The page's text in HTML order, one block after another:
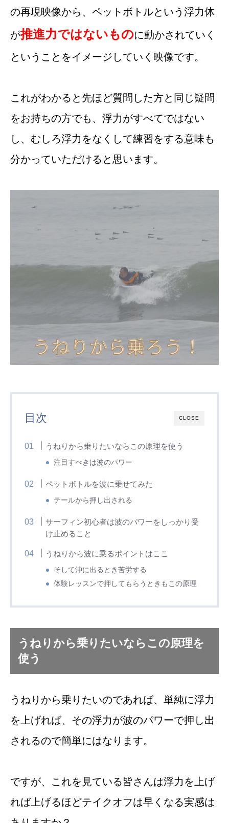
の再現映像から、ペットボトルという浮力体
が推進力ではないものに動かされていく
ということをイメージしていく映像です。
これがわかると先ほど質問した方と同じ疑問
をお持ちの方でも、浮力がすべてではない
し、むしろ浮力をなくして練習をする意味も
分かっていただけると思います。
CLOSE
目次
うねりから乗りたいならこの原理を使う
注目すべきは波のパワー
ペットボトルを波に乗せてみた
テールから押し出される
サーフィン初心者は波のパワーをしっかり受
け止めること
うねりから波に乗るポイントはここ
そして沖に出るとき苦労する
体験レッスンで押してもらうときもこの原理
うねりから乗りたいならこの原理を
使う
うねりから乗りたいのであれば、単純に浮力
を上げれば、その浮力が波のパワーで押し出
されるので簡単にはなります。
ですが、これを見ている皆さんは浮力を上げ
れば上げるほどテイクオフは早くなる実感は